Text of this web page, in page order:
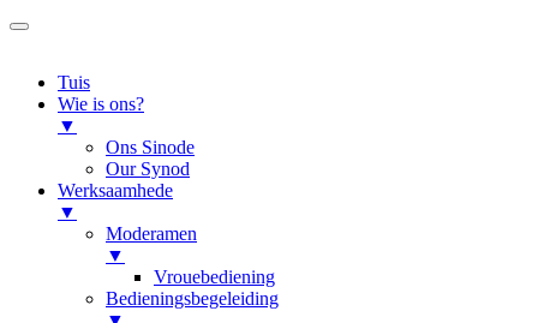
Tuis
Wie is ons?
▼
Ons Sinode
Our Synod
Werksaamhede
▼
Moderamen
▼
Vrouebediening
Bedieningsbegeleiding